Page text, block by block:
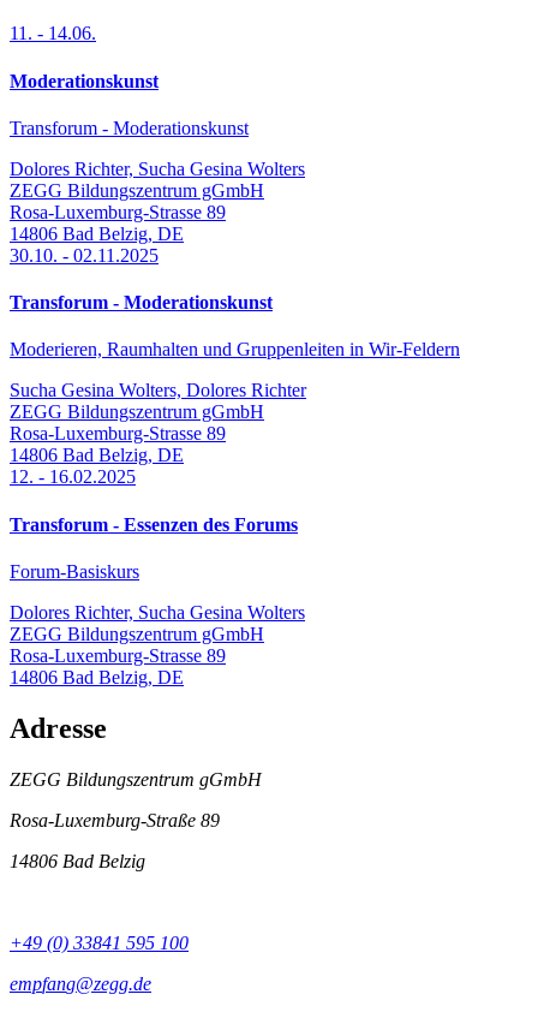
11. - 14.06.
Moderationskunst
Transforum - Moderationskunst
Dolores Richter, Sucha Gesina Wolters
ZEGG Bildungszentrum gGmbH
Rosa-Luxemburg-Strasse 89
14806 Bad Belzig, DE
30.10. - 02.11.2025
Transforum - Moderationskunst
Moderieren, Raumhalten und Gruppenleiten in Wir-Feldern
Sucha Gesina Wolters, Dolores Richter
ZEGG Bildungszentrum gGmbH
Rosa-Luxemburg-Strasse 89
14806 Bad Belzig, DE
12. - 16.02.2025
Transforum - Essenzen des Forums
Forum-Basiskurs
Dolores Richter, Sucha Gesina Wolters
ZEGG Bildungszentrum gGmbH
Rosa-Luxemburg-Strasse 89
14806 Bad Belzig, DE
Adresse
ZEGG Bildungszentrum gGmbH
Rosa-Luxemburg-Straße 89
14806 Bad Belzig
+49 (0) 33841 595 100